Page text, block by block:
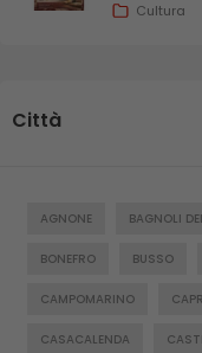
Cultura
Città
AGNONE BAGNOLI
BONEFRO BUSSO
CAMPOMARINO
CASACALENDA